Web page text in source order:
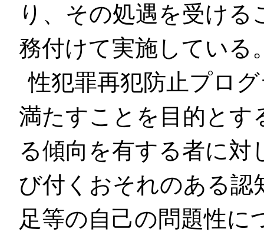
り、その処遇を受け
務付けて実施している
性犯罪再犯防止プロ
満たすことを目的とす
る傾向を有する者に対
び付くおそれのある認
足等の自己の問題性に